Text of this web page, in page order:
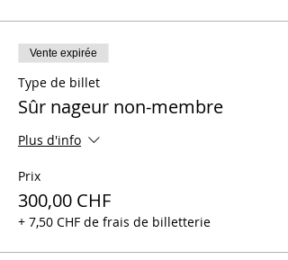
Vente expirée
Type de billet
Sûr nageur non-membre
Plus d'info
Prix
300,00 CHF
+ 7,50 CHF de frais de billetterie